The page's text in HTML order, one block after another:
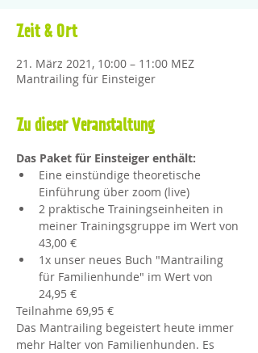
Zeit & Ort
21. März 2021, 10:00 – 11:00 MEZ
Mantrailing für Einsteiger
Zu dieser Veranstaltung
Das Paket für Einsteiger enthält:
Eine einstündige theoretische
Einführung über zoom (live)
2 praktische Trainingseinheiten in
meiner Trainingsgruppe im Wert von
43,00 €
1x unser neues Buch "Mantrailing
für Familienhunde" im Wert von
24,95 €
Teilnahme 69,95 €
Das Mantrailing begeistert heute immer
mehr Halter von Familienhunden. Es